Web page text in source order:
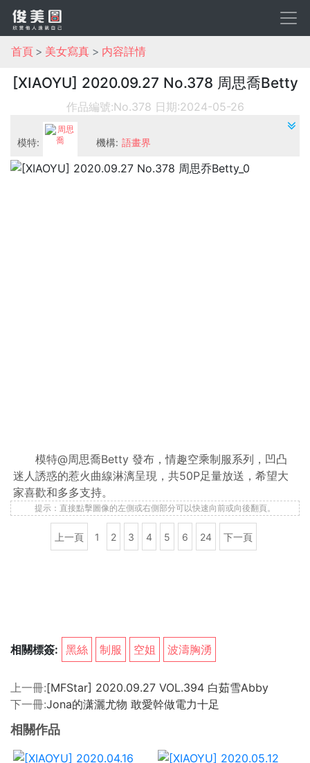
首頁 美女寫真 内容詳情
[XIAOYU] 2020.09.27 No.378 周思喬Betty
作品編號:No.378 日期:2024-05-26
模特:
周思喬
機構: 語畫界
模特@周思喬Betty 發布，情趣空乘制服系列，凹凸
迷人誘惑的惹火曲線淋漓呈現，共50P足量放送，希望大
家喜歡和多多支持。
提示：直接點擊圖像的左側或右側部分可以快速向前或向後翻頁。
上一頁 1 2 3 4 5 6 24 下一頁
相關標簽: 黑絲 制服 空姐 波濤胸湧
上一冊:[MFStar] 2020.09.27 VOL.394 白茹雪Abby
下一冊:Jona的潇灑尤物 敢愛幹做電力十足
相關作品